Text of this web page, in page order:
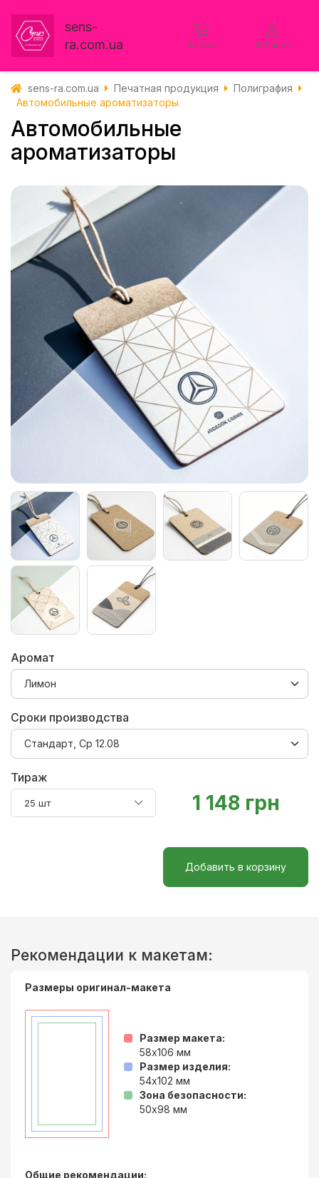
sens-
ra.com.ua
Заказы Кабинет
sens-ra.com.ua Печатная продукция
Полиграфия
Автомобильные ароматизаторы
Автомобильные
ароматизаторы
Аромат
Сроки производства
Тираж
25 шт 1 148 грн
Добавить в корзину
Рекомендации к макетам:
Размеры оригинал-макета
Размер макета:
58x106 мм
Размер изделия:
54x102 мм
Зона безопасности:
50x98 мм
Общие рекомендации: